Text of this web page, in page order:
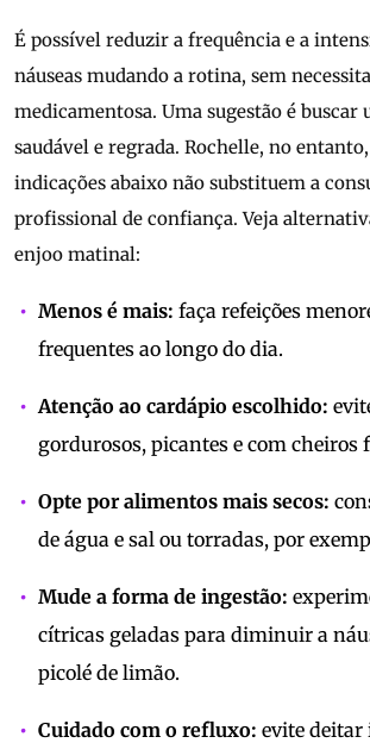
É possível reduzir a frequência e a
náuseas mudando a rotina, sem
medicamentosa. Uma sugestão é buscar
saudável e regrada. Rochelle, no
indicações abaixo não substituem a
profissional de confiança. Veja
enjoo matinal:
Menos é mais: faça refeições
frequentes ao longo do dia.
Atenção ao cardápio escolhido:
gordurosos, picantes e com cheiros
Opte por alimentos mais secos:
de água e sal ou torradas, por
Mude a forma de ingestão:
cítricas geladas para diminuir a
picolé de limão.
Cuidado com o refluxo: evite